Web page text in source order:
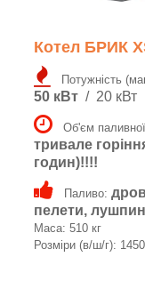
Котел БРИК
Потужність
50 кВт / 20 кВт
Об'єм
тривале
годин)!!!!
Паливо:
пелети,
Маса: 510 кг
Розміри (в/ш/г):